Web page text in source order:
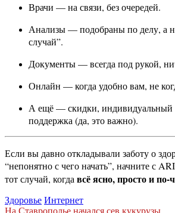
Врачи — на связи, без очередей.
Анализы — подобраны по делу, а
случай”.
Документы — всегда под рукой,
Онлайн — когда удобно вам, не
А ещё — скидки, индивидуальный
поддержка (да, это важно).
Если вы давно откладывали заботу о
“непонятно с чего начать”, начните с
тот случай, когдавсё ясно, просто и по-
Здоровье Интернет